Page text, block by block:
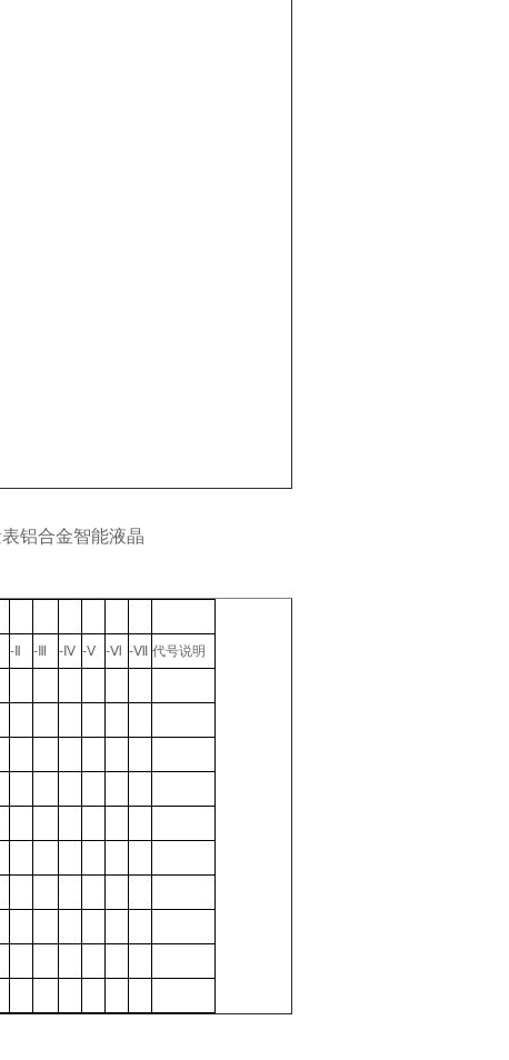
-Ⅱ -Ⅲ -Ⅳ -Ⅴ -Ⅵ -Ⅶ 代号说明